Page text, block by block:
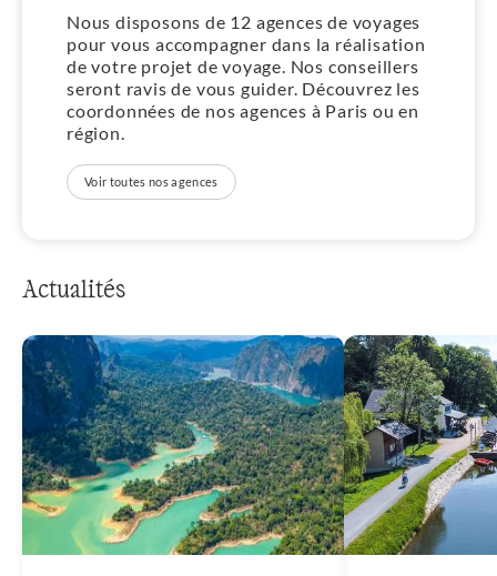
Nous disposons de 12 agences de voyages
pour vous accompagner dans la réalisation
de votre projet de voyage. Nos conseillers
seront ravis de vous guider. Découvrez les
coordonnées de nos agences à Paris ou en
région.
Voir toutes nos agences
Actualités